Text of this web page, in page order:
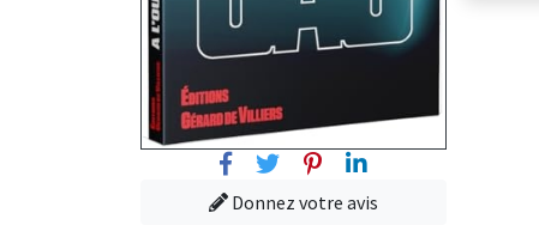
FacebookTwitterPinterest
Linkedin
Donnez votre avis